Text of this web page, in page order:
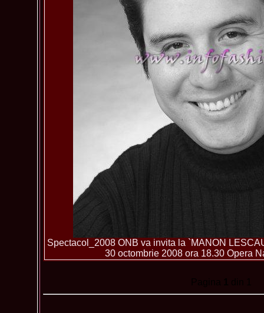
Spectacol_2008 ONB va invita la `MANON
30 octombrie 2008 ora 18.30 Opera